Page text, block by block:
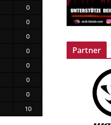
0
0
0
0
0
0
0
10
Partner